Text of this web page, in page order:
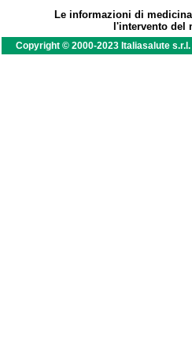
Le informazioni di
l'intervento del
Copyright © 2000-2023 Italiasalute